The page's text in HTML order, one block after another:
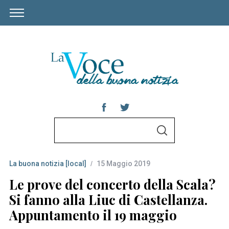
r
c
h
f
o
S
La buona notizia [local] 15 Maggio 2019
Le prove del concerto della Scala?
Si fanno alla Liuc di Castellanza.
Appuntamento il 19 maggio